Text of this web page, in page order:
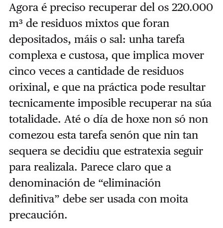
Agora é preciso recuperar del os 220.000
m³ de residuos mixtos que foran
depositados, máis o sal: unha tarefa
complexa e custosa, que implica mover
cinco veces a cantidade de residuos
orixinal, e que na práctica pode resultar
tecnicamente imposible recuperar na súa
totalidade. Até o día de hoxe non só non
comezou esta tarefa senón que nin tan
sequera se decidiu que estratexia seguir
para realizala. Parece claro que a
denominación de “eliminación
definitiva” debe ser usada con moita
precaución.